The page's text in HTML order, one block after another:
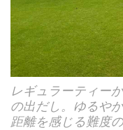
レギュラーティー
の出だし。ゆるや
距離を感じる難度